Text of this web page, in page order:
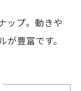
ップ。動きや
豊富です。